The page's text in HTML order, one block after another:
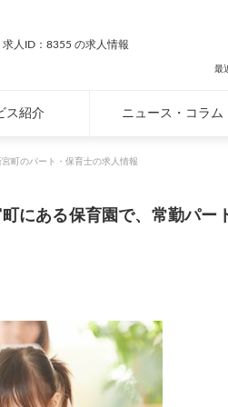
人ID：8355 の求人情報
最
ス紹介 ニュース・コラム
町のパート・保育士の求人情報
にある保育園で、常勤パー